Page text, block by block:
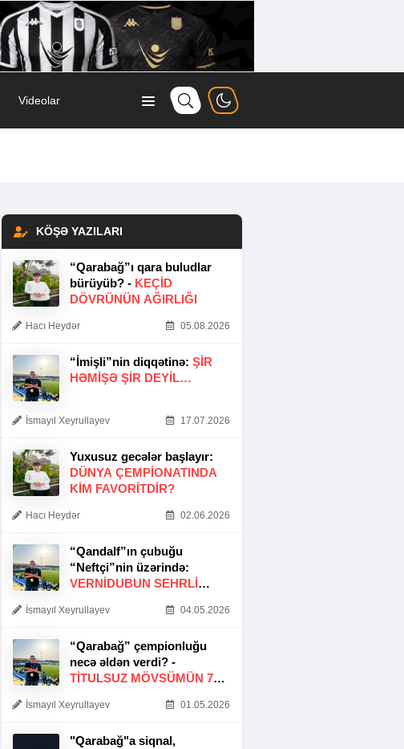
Videolar
KÖŞƏ YAZILARI
“Qarabağ”ı qara buludlar
bürüyüb? - KEÇID
DÖVRÜNÜN AĞIRLIĞI
Hacı Heydər 05.08.2026
“İmişli”nin diqqətinə: ŞIR
HƏMIŞƏ ŞIR DEYIL…
İsmayıl Xeyrullayev 17.07.2026
Yuxusuz gecələr başlayır:
DÜNYA ÇEMPIONATINDA
KIM FAVORITDIR?
Hacı Heydər 02.06.2026
“Qandalf”ın çubuğu
“Neftçi”nin üzərində:
VERNİDUBUN SEHRLİ
İsmayıl Xeyrullayev 04.05.2026
“Qarabağ” çempionluğu
necə əldən verdi? -
TITULSUZ MÖVSÜMÜN 7
İsmayıl Xeyrullayev 01.05.2026
"Qarabağ"a siqnal,